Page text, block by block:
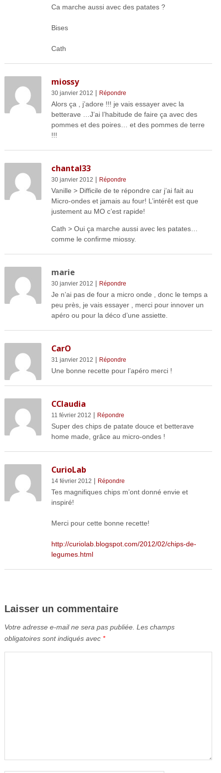
Ca marche aussi avec des patates ?
Bises
Cath
miossy
30 janvier 2012 | Répondre
Alors ça , j’adore !!! je vais essayer avec la
betterave …J’ai l’habitude de faire ça avec des
pommes et des poires… et des pommes de terre
!!!
chantal33
30 janvier 2012 | Répondre
Vanille > Difficile de te répondre car j’ai fait au
Micro-ondes et jamais au four! L’intérêt est que
justement au MO c’est rapide!
Cath > Oui ça marche aussi avec les patates…
comme le confirme miossy.
marie
30 janvier 2012 | Répondre
Je n’ai pas de four a micro onde , donc le temps a
peu près, je vais essayer , merci pour innover un
apéro ou pour la déco d’une assiette.
CarO
31 janvier 2012 | Répondre
Une bonne recette pour l’apéro merci !
CClaudia
11 février 2012 | Répondre
Super des chips de patate douce et betterave
home made, grâce au micro-ondes !
CurioLab
14 février 2012 | Répondre
Tes magnifiques chips m’ont donné envie et
inspiré!
Merci pour cette bonne recette!
http://curiolab.blogspot.com/2012/02/chips-de-
legumes.html
Laisser un commentaire
Votre adresse e-mail ne sera pas publiée. Les champs
obligatoires sont indiqués avec *